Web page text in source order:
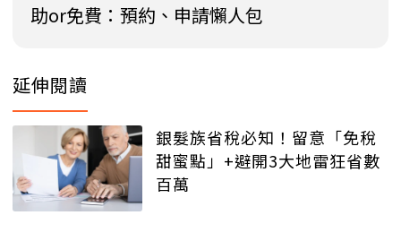
助or免費：預約、申請懶人包
延伸閱讀
銀髮族省稅必知！留意「免稅
甜蜜點」+避開3大地雷狂省數
百萬